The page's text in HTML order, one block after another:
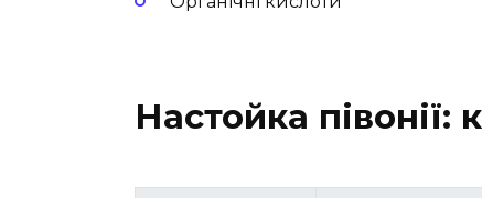
Настойка півонії: